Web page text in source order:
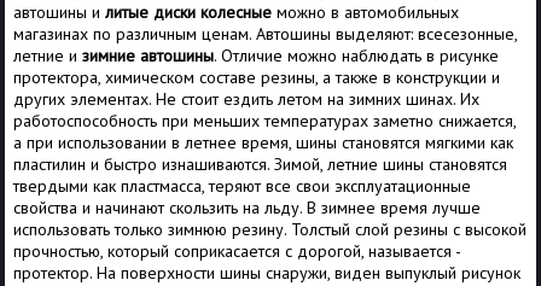
автошины илитые диски колесные можно в автомобильных
магазинах по различным ценам. Автошины выделяют: всесезонные,
летние изимние автошины. Отличие можно наблюдать в рисунке
протектора, химическом составе резины, а также в конструкции и
других элементах. Не стоит ездить летом на зимних шинах. Их
работоспособность при меньших температурах заметно снижается,
а при использовании в летнее время, шины становятся мягкими как
пластилин и быстро изнашиваются. Зимой, летние шины становятся
твердыми как пластмасса, теряют все свои эксплуатационные
свойства и начинают скользить на льду. В зимнее время лучше
использовать только зимнюю резину. Толстый слой резины с высокой
прочностью, который соприкасается с дорогой, называется -
протектор. На поверхности шины снаружи, виден выпуклый рисунок